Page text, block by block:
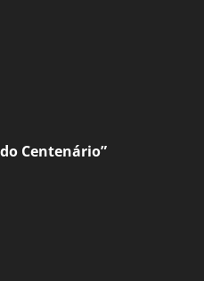
Centenário”